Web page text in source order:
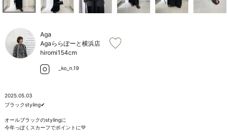
Aga
Agaららぽーと横浜店
hiromi154cm
_ko_n.19
2025.05.03
ブラックstyling✔︎
オールブラックのstylingに
今年っぽくスカーフでポイントに💚